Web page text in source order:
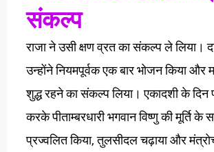
संकल्प
राजा ने उसी क्षण व्रत का संकल्प ले लिया।
उन्होंने नियमपूर्वक एक बार भोजन किया और
शुद्ध रहने का संकल्प लिया। एकादशी के दिन
करके पीताम्बरधारी भगवान विष्णु की मूर्ति के
प्रज्वलित किया,तुलसीदल चढ़ाया और